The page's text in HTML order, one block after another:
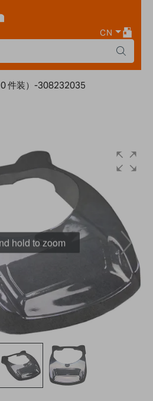
CN
件装）-308232035
hold to zoom